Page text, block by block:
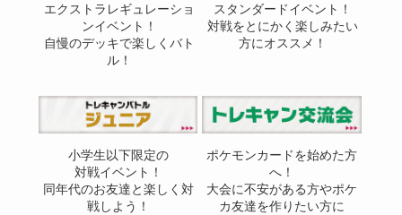
エクストラレギュレーショ
ンイベント！
自慢のデッキで楽しくバト
ル！
スタンダードイベント！
対戦をとにかく楽しみたい
方にオススメ！
小学生以下限定の
対戦イベント！
同年代のお友達と楽しく対
戦しよう！
ポケモンカードを始めた方
へ！
大会に不安がある方やポケ
カ友達を作りたい方に